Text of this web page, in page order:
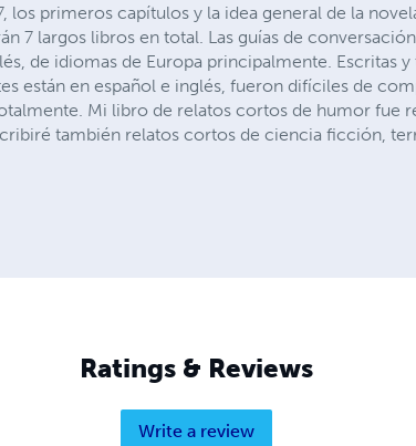
los primeros capítulos y la idea general de la
7 largos libros en total. Las guías de
de idiomas de Europa principalmente. Escritas
están en español e inglés, fueron difíciles de
Mi libro de relatos cortos de humor fue
también relatos cortos de ciencia ficción,
Ratings & Reviews
Write a review